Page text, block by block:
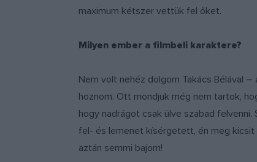
maximum kétszer vettük fel őket.
Milyen ember a filmbeli karaktere?
Nem volt nehéz dolgom Takács Bélával
hoznom. Ott mondjuk még nem tartok,
hogy nadrágot csak ülve szabad
fel- és lemenet kísérgetett, én meg kicsit
aztán semmi bajom!